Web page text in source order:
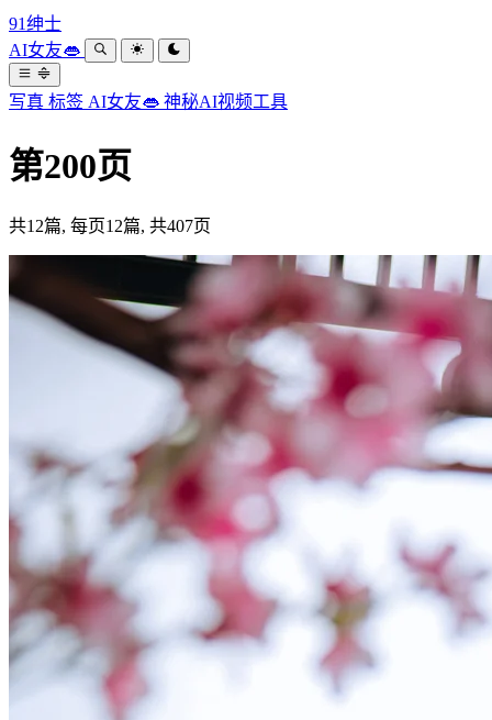
91绅士
AI女友👄
写真 标签 AI女友👄 神秘AI视频工具
第200页
共12篇, 每页12篇, 共407页